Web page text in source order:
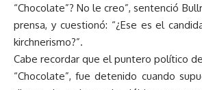
“Chocolate”? No le creo”, sentenció
prensa, y cuestionó: “¿Ese es el
kirchnerismo?”.
Cabe recordar que el puntero político
“Chocolate”, fue detenido cuando